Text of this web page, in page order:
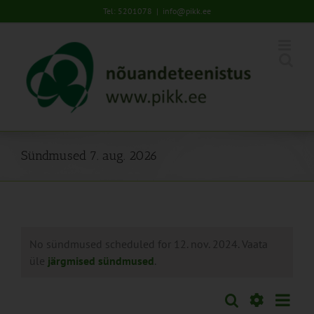
to
Tel: 5201078 | info@pikk.ee
Sündmused 7. aug. 2026
No sündmused scheduled for 12. nov. 2024. Vaata
üle järgmised sündmused
Sündmused
Otsi Päev